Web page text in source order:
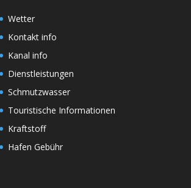
Wetter
Kontakt info
Kanal info
Dienstleistungen
Schmutzwasser
Touristische Informationen
Kraftstoff
Hafen Gebühr